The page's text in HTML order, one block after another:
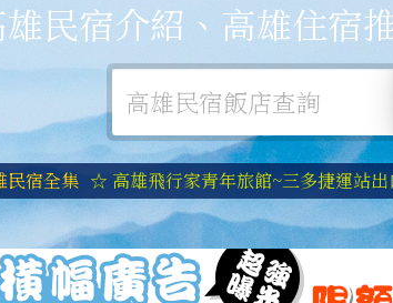
民宿介紹、高雄住宿
宿全集 ☆ 高雄飛行家青年旅館~三多捷運站出